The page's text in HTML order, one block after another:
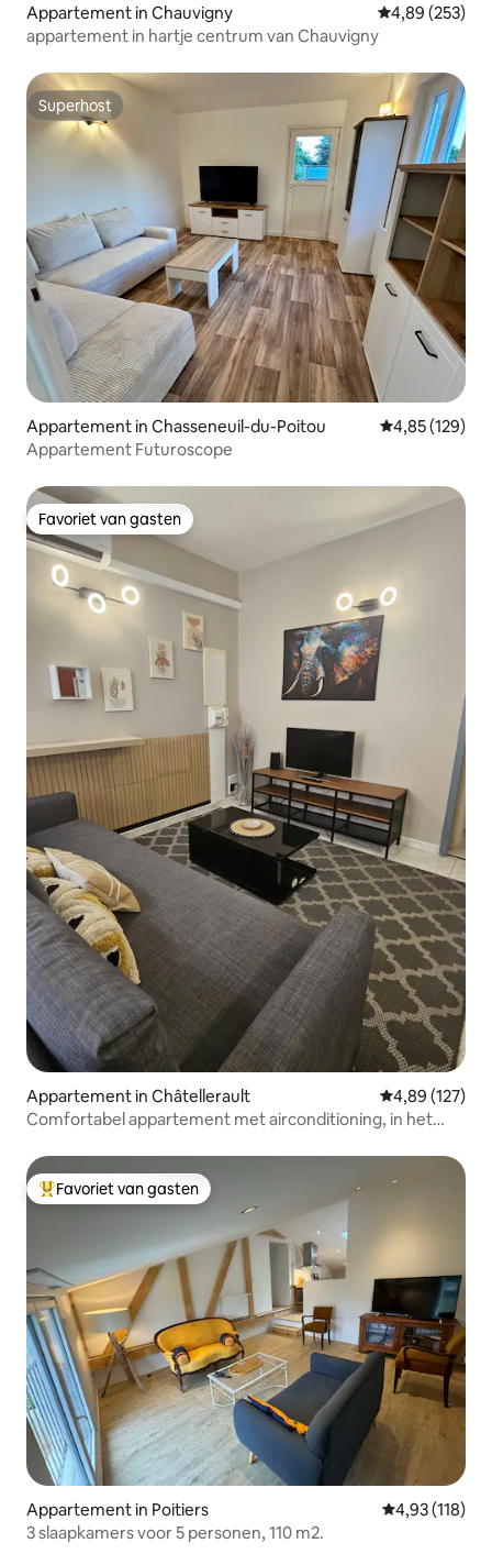
Appartement in Chauvigny Gemiddelde
4,89 (253)
appartement in hartje centrum van Chauvigny
Superhost
Superhost
Appartement in Chasseneuil-du-Poitou Gemiddelde
4,85 (129)
Appartement Futuroscope
Favoriet van gasten
Favoriet van gasten
Appartement in Châtellerault Gemiddelde
4,89 (127)
Comfortabel appartement met airconditioning, in het
Topfavoriet van gasten
Favoriet van gasten
Appartement in Poitiers Gemiddelde
4,93 (118)
3 slaapkamers voor 5 personen, 110 m2.